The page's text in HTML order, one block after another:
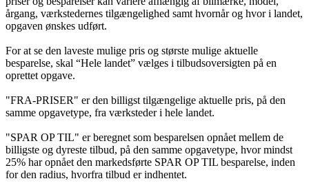
årgang, værkstedernes tilgængelighed samt hvornår og hvor i landet,
opgaven ønskes udført.
For at se den laveste mulige pris og største mulige aktuelle
besparelse, skal “Hele landet” vælges i tilbudsoversigten på en
oprettet opgave.
"FRA-PRISER" er den billigst tilgængelige aktuelle pris, på den
samme opgavetype, fra værksteder i hele landet.
"SPAR OP TIL" er beregnet som besparelsen opnået mellem de
billigste og dyreste tilbud, på den samme opgavetype, hvor mindst
25% har opnået den markedsførte SPAR OP TIL besparelse, inden
for den radius, hvorfra tilbud er indhentet.